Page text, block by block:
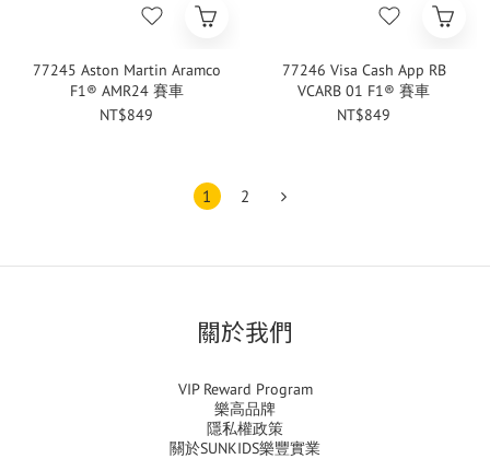
77245 Aston Martin Aramco
F1® AMR24 賽車
NT$849
77246 Visa Cash App RB
VCARB 01 F1® 賽車
NT$849
1 2
關於我們
VIP Reward Program
樂高品牌
隱私權政策
關於SUNKIDS樂豐實業